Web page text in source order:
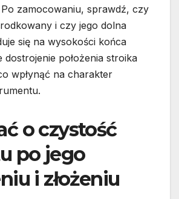
zamocowaniu, sprawdź, czy
i czy jego dolna
się na wysokości końca
dostrojenie położenia stroika
wpłynąć na charakter
o czystość
po jego
i złożeniu